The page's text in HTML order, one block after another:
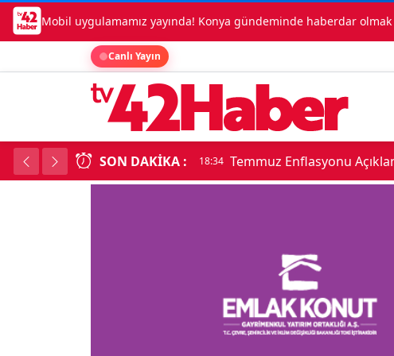
Mobil uygulamamız yayında! Konya gündeminde haberdar
Canlı Yayın
SON DAKIKA : 18:34 Temmuz Enflasyonu